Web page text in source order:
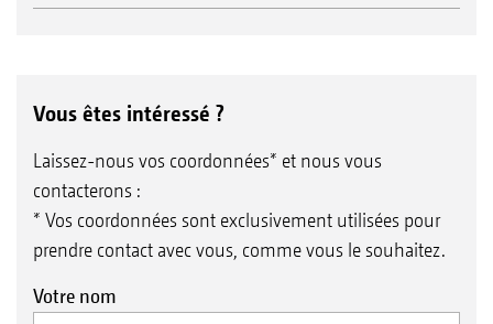
Vous êtes intéressé ?
Laissez-nous vos coordonnées* et nous vous
contacterons :
* Vos coordonnées sont exclusivement utilisées pour
prendre contact avec vous, comme vous le souhaitez.
Votre nom